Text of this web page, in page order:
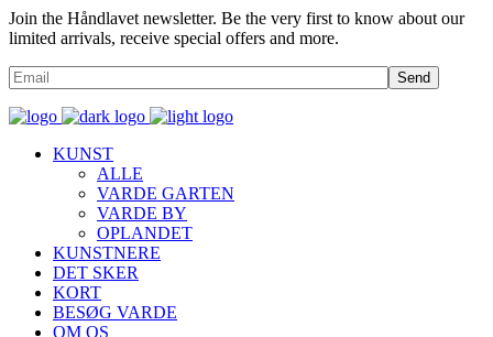
Join the Håndlavet newsletter. Be the very first to know about our
limited arrivals, receive special offers and more.
Send
KUNST
ALLE
VARDE GARTEN
VARDE BY
OPLANDET
KUNSTNERE
DET SKER
KORT
BESØG VARDE
OM OS